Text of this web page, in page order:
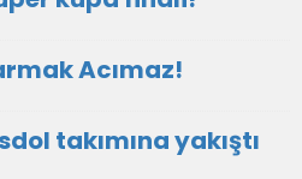
Acımaz!
takımına yakıştı